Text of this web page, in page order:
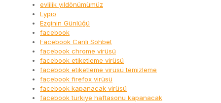
evlilik yıldönümümüz
Eypio
Ezginin Günlüğü
facebook
Facebook Canlı Sohbet
facebook chrome virüsü
facebook etiketleme virüsü
facebook etiketleme virüsü temizleme
facebook firefox virüsü
facebook kapanacak virüsü
facebook türkiye haftasonu kapanacak